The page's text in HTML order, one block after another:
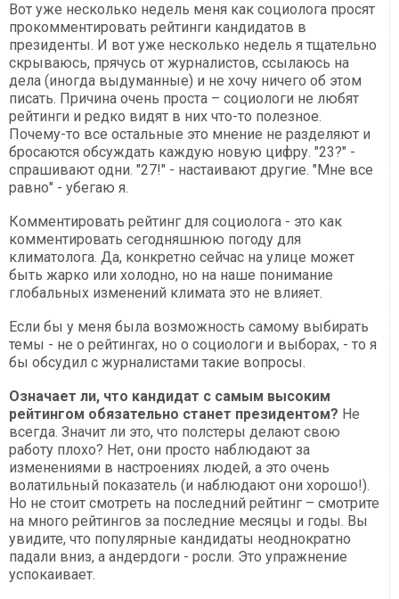
Вот уже несколько недель меня как социолога просят
прокомментировать рейтинги кандидатов в
президенты. И вот уже несколько недель я тщательно
скрываюсь, прячусь от журналистов, ссылаюсь на
дела (иногда выдуманные) и не хочу ничего об этом
писать. Причина очень проста – социологи не любят
рейтинги и редко видят в них что-то полезное.
Почему-то все остальные это мнение не разделяют и
бросаются обсуждать каждую новую цифру. "23?" -
спрашивают одни. "27!" - настаивают другие. "Мне все
равно" - убегаю я.
Комментировать рейтинг для социолога - это как
комментировать сегодняшнюю погоду для
климатолога. Да, конкретно сейчас на улице может
быть жарко или холодно, но на наше понимание
глобальных изменений климата это не влияет.
Если бы у меня была возможность самому выбирать
темы - не о рейтингах, но о социологи и выборах, - то я
бы обсудил с журналистами такие вопросы.
Означает ли, что кандидат с самым высоким
рейтингом обязательно станет президентом? Не
всегда. Значит ли это, что полстеры делают свою
работу плохо? Нет, они просто наблюдают за
изменениями в настроениях людей, а это очень
волатильный показатель (и наблюдают они хорошо!).
Но не стоит смотреть на последний рейтинг – смотрите
на много рейтингов за последние месяцы и годы. Вы
увидите, что популярные кандидаты неоднократно
падали вниз, а андердоги - росли. Это упражнение
успокаивает.